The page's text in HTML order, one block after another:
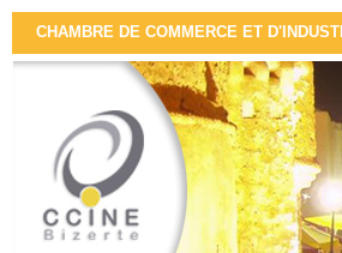
CHAMBRE DE COMMERCE ET